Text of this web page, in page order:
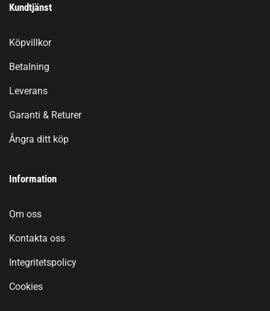
Kundtjänst
Köpvillkor
Betalning
Leverans
Garanti & Returer
Ångra ditt köp
Information
Om oss
Kontakta oss
Integritetspolicy
Cookies